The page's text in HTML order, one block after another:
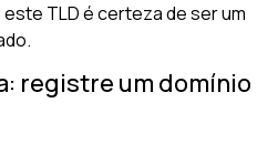
TLD é certeza de ser um
registre um domínio